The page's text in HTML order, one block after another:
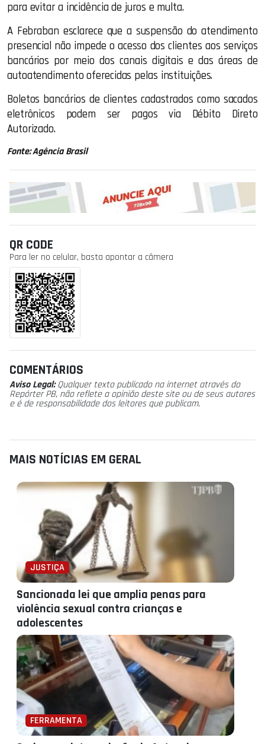
para evitar a incidência de juros e multa.
A Febraban esclarece que a suspensão do atendimento
presencial não impede o acesso dos clientes aos serviços
bancários por meio dos canais digitais e das áreas de
autoatendimento oferecidas pelas instituições.
Boletos bancários de clientes cadastrados como sacados
eletrônicos podem ser pagos via Débito Direto
Autorizado.
Fonte: Agência Brasil
QR CODE
Para ler no celular, basta apontar a câmera
COMENTÁRIOS
Aviso Legal:Qualquer texto publicado na internet através do
Repórter PB, não reflete a opinião deste site ou de seus autores
e é de responsabilidade dos leitores que publicam.
MAIS NOTÍCIAS EM GERAL
JUSTIÇA
Sancionada lei que amplia penas para
violência sexual contra crianças e
adolescentes
FERRAMENTA